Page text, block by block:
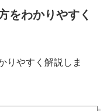
をわかりやすく
りやすく解説しま